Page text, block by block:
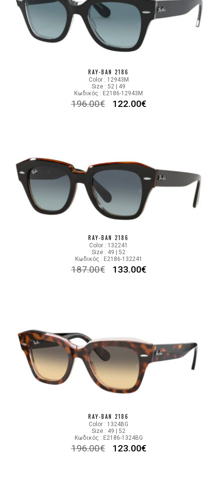
RAY-BAN 2186
Color : 12943M
Size : 52 | 49
Κωδικός : E2186-12943M
196.00€ 122.00€
RAY-BAN 2186
Color : 132241
Size : 49 | 52
Κωδικός : E2186-132241
187.00€ 133.00€
RAY-BAN 2186
Color : 1324BG
Size : 49 | 52
Κωδικός : E2186-1324BG
196.00€ 123.00€